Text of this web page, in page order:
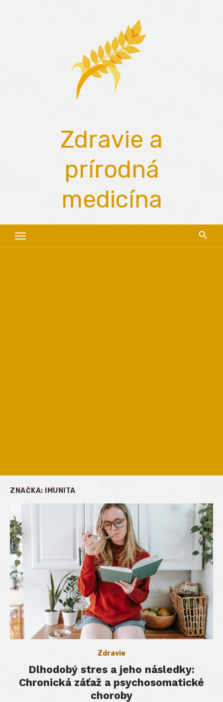
Zdravie a
prírodná
medicína
ZNAČKA: IMUNITA
Zdravie
Dlhodobý stres a jeho následky:
Chronická záťaž a psychosomatické
choroby